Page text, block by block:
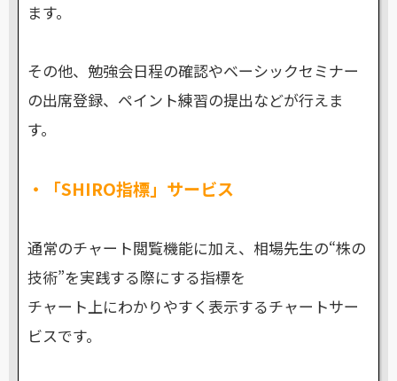
ます。
その他、勉強会日程の確認やベーシックセミナー
の出席登録、ペイント練習の提出などが行えま
す。
・「SHIRO指標」 サービス
通常のチャート閲覧機能に加え、相場先生の“株の
技術”を実践する際にする指標を
チャート上にわかりやすく表示するチャートサー
ビスです。